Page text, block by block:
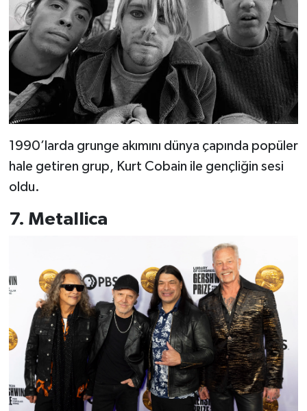
1990’larda grunge akımını dünya çapında popüler
hale getiren grup, Kurt Cobain ile gençliğin sesi
oldu.
7. Metallica